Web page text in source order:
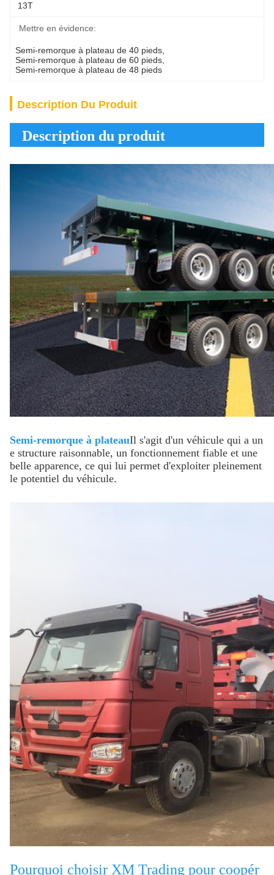
13T
Mettre en évidence:
Semi-remorque à plateau de 40 pieds
Semi-remorque à plateau de 60 pieds
Semi-remorque à plateau de 48 pieds
Description Du Produit
Description du produit
Semi-remorque à plateauIl s'agit d'un véhicule qui a un
e structure raisonnable, un fonctionnement fiable et une
belle apparence, ce qui lui permet d'exploiter pleinement
le potentiel du véhicule.
Pourquoi choisir XM Trading pour coopér